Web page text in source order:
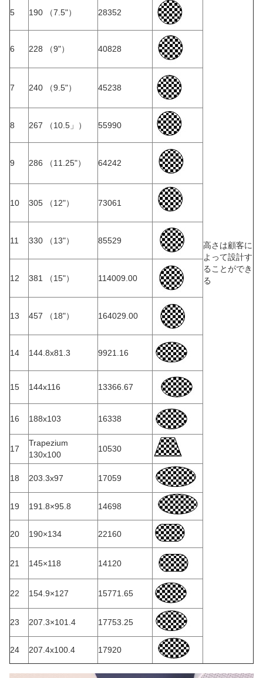
高さは顧客に
よって設計す
ることができ
る
5 190 （7.5"） 28352
6 228 （9"） 40828
7 240 （9.5"） 45238
8 267 （10.5」） 55990
9 286 （11.25"） 64242
10 305 （12"） 73061
11 330 （13"） 85529
12 381 （15"） 114009.00
13 457 （18"） 164029.00
14 144.8x81.3 9921.16
15 144x116 13366.67
16 188x103 16338
17
Trapezium
130x100
10530
18 203.3x97 17059
19 191.8×95.8 14698
20 190×134 22160
21 145×118 14120
22 154.9×127 15771.65
23 207.3×101.4 17753.25
24 207.4x100.4 17920